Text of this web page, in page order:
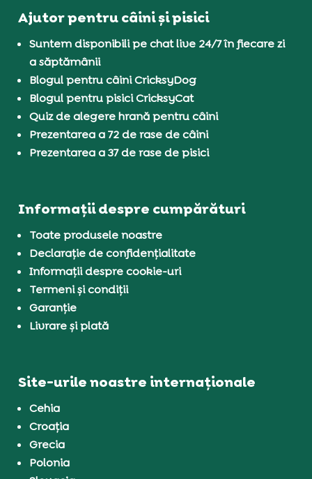
Ajutor pentru câini și pisici
Suntem disponibili pe chat live 24/7 în fiecare zi
a săptămânii
Blogul pentru câini CricksyDog
Blogul pentru pisici CricksyCat
Quiz de alegere hrană pentru câini
Prezentarea a 72 de rase de câini
Prezentarea a 37 de rase de pisici
Informații despre cumpărături
Toate produsele noastre
Declarație de confidențialitate
Informații despre cookie-uri
Termeni și condiții
Garanție
Livrare și plată
Site-urile noastre internaționale
Cehia
Croația
Grecia
Polonia